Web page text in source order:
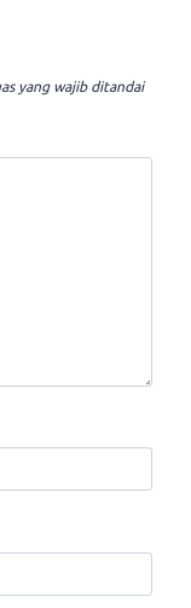
yang wajib ditandai